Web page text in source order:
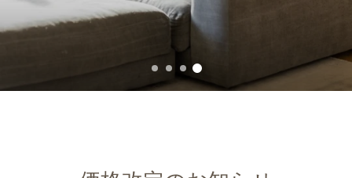
価格改定のお知らせ
このたび、原材料価格や輸送コスト等の継続的な高騰